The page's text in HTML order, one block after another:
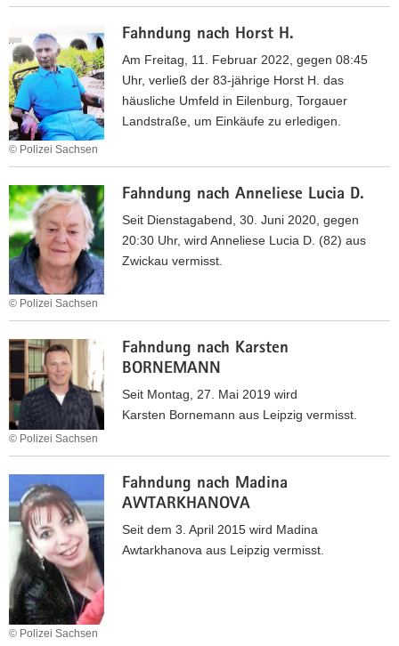
e
i
n
i
g
u
g
'
N
a
t
i
o
n
a
s
o
z
a
l
s
i
s
c
e
F
h
C
o
r
i
a
N
.
h
n
d
u
n
a
c
h
O
l
a
f
H
e
r
m
a
n
S
.
Fahndung nach Horst H.
© Polizei Sachsen
Am Freitag, 11. Februar 2022, gegen 08:45
Uhr, verließ der 83-jährige Horst H. das
häusliche Umfeld in Eilenburg, Torgauer
Landstraße, um Einkäufe zu erledigen.
a
h
n
d
u
n
g
n
c
h
H
o
s
t
H
.
Fahndung nach Anneliese Lucia D.
© Polizei Sachsen
Seit Dienstagabend, 30. Juni 2020, gegen
20:30 Uhr, wird Anneliese Lucia D. (82) aus
Zwickau vermisst.
a
h
n
d
u
g
n
a
c
h
A
n
n
e
Fahndung nach Karsten
BORNEMANN
© Polizei Sachsen
Seit Montag, 27. Mai 2019 wird
Karsten Bornemann aus Leipzig vermisst.
a
h
n
d
u
n
g
n
Fahndung nach Madina
AWTARKHANOVA
© Polizei Sachsen
Seit dem 3. April 2015 wird Madina
Awtarkhanova aus Leipzig vermisst.